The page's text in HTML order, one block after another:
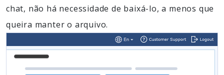
chat, não há necessidade de baixá-lo, a menos que
queira manter o arquivo.